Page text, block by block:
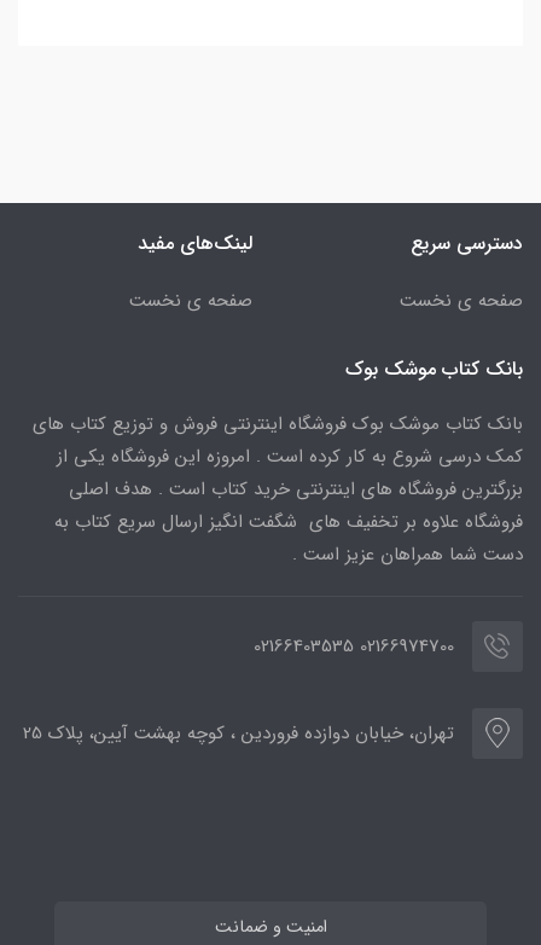
دسترسی سریع
صفحه ی نخست
لینک‌های مفید
صفحه ی نخست
بانک کتاب موشک بوک
بانک کتاب موشک بوک فروشگاه اینترنتی فروش و توزیع کتاب های
کمک درسی شروع به کار کرده است . امروزه این فروشگاه یکی از
بزرگترین فروشگاه های اینترنتی خرید کتاب است . هدف اصلی
فروشگاه علاوه بر تخفیف های شگفت انگیز ارسال سریع کتاب به
دست شما همراهان عزیز است .
02166974700 02166403535
تهران، خیابان دوازده فروردین ، کوچه بهشت آیین، پلاک 25
امنیت و ضمانت